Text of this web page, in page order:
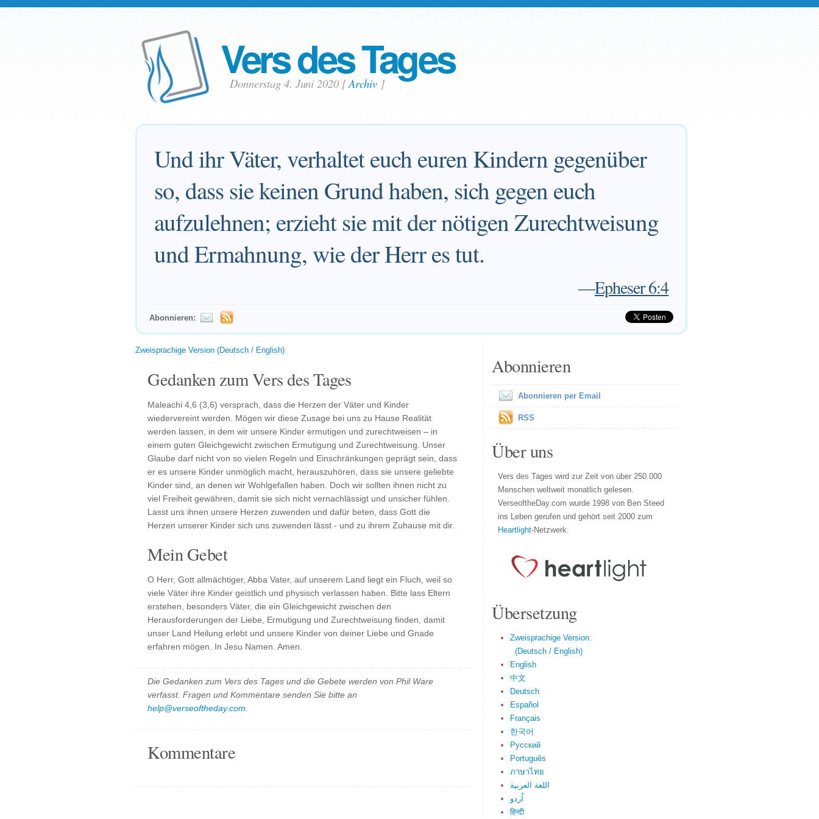
Vers des Tages
Donnerstag 4. Juni 2020 [Archiv]
Und ihr Väter, verhaltet euch euren Kindern gegenüber
so, dass sie keinen Grund haben, sich gegen euch
aufzulehnen; erzieht sie mit der nötigen Zurechtweisung
und Ermahnung, wie der Herr es tut.
—Epheser 6:4
Abonnieren:
Zweisprachige Version (Deutsch / English)
Gedanken zum Vers des Tages
Maleachi 4,6 (3,6) versprach, dass die Herzen der Väter und Kinder
wiedervereint werden. Mögen wir diese Zusage bei uns zu Hause Realität
werden lassen, in dem wir unsere Kinder ermutigen und zurechtweisen – in
einem guten Gleichgewicht zwischen Ermutigung und Zurechtweisung. Unser
Glaube darf nicht von so vielen Regeln und Einschränkungen geprägt sein, dass
er es unsere Kinder unmöglich macht, herauszuhören, dass sie unsere geliebte
Kinder sind, an denen wir Wohlgefallen haben. Doch wir sollten ihnen nicht zu
viel Freiheit gewähren, damit sie sich nicht vernachlässigt und unsicher fühlen.
Lasst uns ihnen unsere Herzen zuwenden und dafür beten, dass Gott die
Herzen unserer Kinder sich uns zuwenden lässt - und zu ihrem Zuhause mit dir.
Mein Gebet
O Herr, Gott allmächtiger, Abba Vater, auf unserem Land liegt ein Fluch, weil so
viele Väter ihre Kinder geistlich und physisch verlassen haben. Bitte lass Eltern
erstehen, besonders Väter, die ein Gleichgewicht zwischen den
Herausforderungen der Liebe, Ermutigung und Zurechtweisung finden, damit
unser Land Heilung erlebt und unsere Kinder von deiner Liebe und Gnade
erfahren mögen. In Jesu Namen. Amen.
Die Gedanken zum Vers des Tages und die Gebete werden von Phil Ware
verfasst. Fragen und Kommentare senden Sie bitte an
help@verseoftheday.com
Kommentare
Abonnieren
Abonnieren per Email
RSS
Über uns
Vers des Tages wird zur Zeit von über 250.000
Menschen weltweit monatlich gelesen.
VerseoftheDay.com wurde 1998 von Ben Steed
ins Leben gerufen und gehört seit 2000 zum
Heartlight-Netzwerk.
Übersetzung
Zweisprachige Version:
(Deutsch / English)
English
中文
Deutsch
Español
Français
한국어
Русский
Português
ภาษาไทย
اللغة العربية
اُردو
हिन्दी